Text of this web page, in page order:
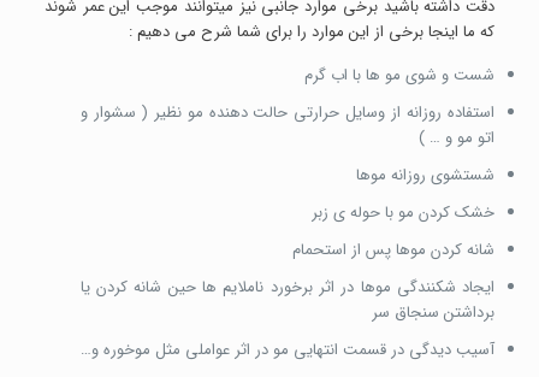
دقت داشته باشید برخی موارد جانبی نیز میتوانند موجب این عمر شوند
که ما اینجا برخی از این موارد را برای شما شرح می دهیم :
شست و شوی مو ها با اب گرم
استفاده روزانه از وسایل حرارتی حالت دهنده مو نظیر ( سشوار و
اتو مو و … )
شستشوی روزانه موها
خشک کردن مو با حوله ی زبر
شانه کردن موها پس از استحمام
ایجاد شکنندگی موها در اثر برخورد ناملایم ها حین شانه کردن یا
برداشتن سنجاق سر
آسیب دیدگی در قسمت انتهایی مو در اثر عواملی مثل موخوره و…